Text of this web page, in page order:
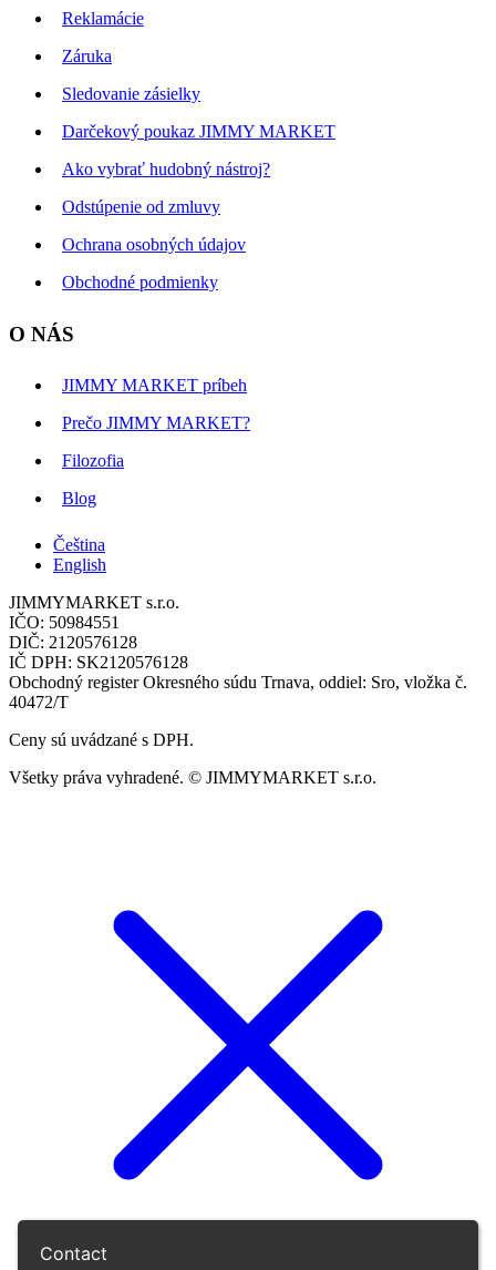
Reklamácie
Záruka
Sledovanie zásielky
Darčekový poukaz JIMMY MARKET
Ako vybrať hudobný nástroj?
Odstúpenie od zmluvy
Ochrana osobných údajov
Obchodné podmienky
O NÁS
JIMMY MARKET príbeh
Prečo JIMMY MARKET?
Filozofia
Blog
Čeština
English
JIMMYMARKET s.r.o.
IČO: 50984551
DIČ: 2120576128
IČ DPH: SK2120576128
Obchodný register Okresného súdu Trnava, oddiel: Sro, vložka č.
40472/T
Ceny sú uvádzané s DPH.
Všetky práva vyhradené. © JIMMYMARKET s.r.o.
Contact